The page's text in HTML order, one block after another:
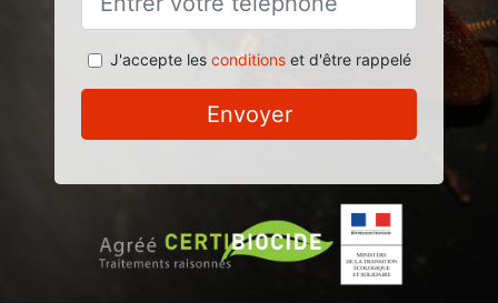
J'accepte les conditionset d'être rappelé
Envoyer